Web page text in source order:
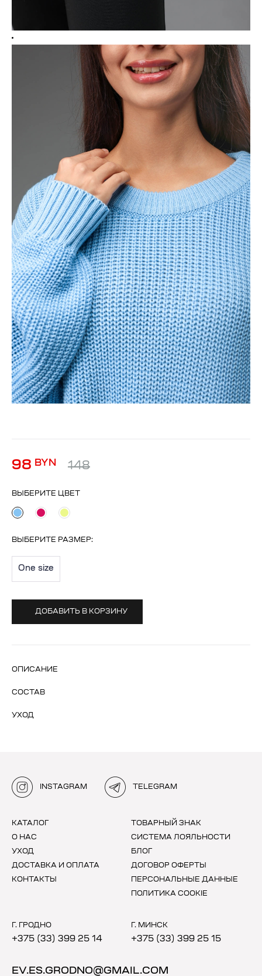
98 BYN 148
ВЫБЕРИТЕ ЦВЕТ
ВЫБЕРИТЕ РАЗМЕР:
One size
ДОБАВИТЬ В КОРЗИНУ
ОПИСАНИЕ
СОСТАВ
УХОД
INSTAGRAM TELEGRAM
КАТАЛОГ
О НАС
УХОД
ДОСТАВКА И ОПЛАТА
КОНТАКТЫ
ТОВАРНЫЙ ЗНАК
СИСТЕМА ЛОЯЛЬНОСТИ
БЛОГ
ДОГОВОР ОФЕРТЫ
ПЕРСОНАЛЬНЫЕ ДАННЫЕ
ПОЛИТИКА COOKIE
Г. ГРОДНО
+375 (33) 399 25 14
Г. МИНСК
+375 (33) 399 25 15
EV.ES.GRODNO@GMAIL.COM